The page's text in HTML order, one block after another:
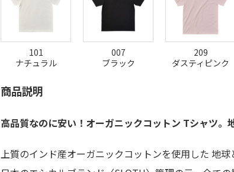
101
ナチュラル
007
ブラック
209
ダスティピンク
商品説明
高品質なのに安い！オーガニックコットン Tシャツ
上質のインド産オーガニックコットンを使用した 地球